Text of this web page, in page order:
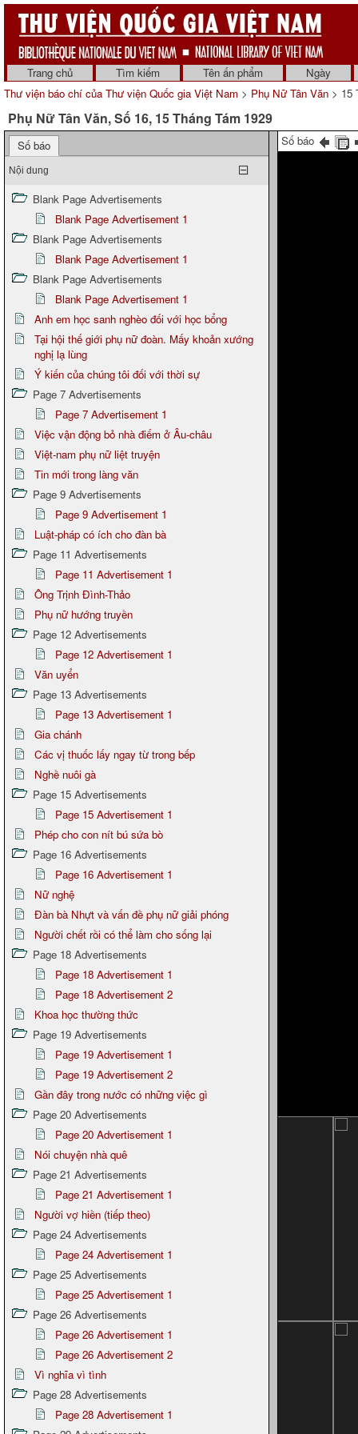
Trang chủ Tìm kiếm Tên ấn phẩm
Ngày
Thư viện báo chí của Thư viện Quốc gia Việt Nam > Phụ Nữ Tân Văn > 15
Phụ Nữ Tân Văn, Số 16, 15 Tháng Tám 1929
Số báo
Nội dung
Blank Page Advertisements
Blank Page Advertisement 1
Blank Page Advertisements
Blank Page Advertisement 1
Blank Page Advertisements
Blank Page Advertisement 1
Anh em học sanh nghèo đối với học bổng
Tại hội thế giới phụ nữ đoàn. Mấy khoản xướng
nghị lạ lùng
Ý kiến của chúng tôi đối với thời sự
Page 7 Advertisements
Page 7 Advertisement 1
Việc vận động bỏ nhà điếm ở Âu-châu
Việt-nam phụ nữ liệt truyện
Tin mới trong làng văn
Page 9 Advertisements
Page 9 Advertisement 1
Luật-pháp có ích cho đàn bà
Page 11 Advertisements
Page 11 Advertisement 1
Ông Trịnh Đình-Thảo
Phụ nữ hướng truyền
Page 12 Advertisements
Page 12 Advertisement 1
Văn uyển
Page 13 Advertisements
Page 13 Advertisement 1
Gia chánh
Các vị thuốc lấy ngay từ trong bếp
Nghề nuôi gà
Page 15 Advertisements
Page 15 Advertisement 1
Phép cho con nít bú sứa bò
Page 16 Advertisements
Page 16 Advertisement 1
Nữ nghệ
Đàn bà Nhựt và vấn đề phụ nữ giải phóng
Người chết rồi có thể làm cho sống lại
Page 18 Advertisements
Page 18 Advertisement 1
Page 18 Advertisement 2
Khoa học thường thức
Page 19 Advertisements
Page 19 Advertisement 1
Page 19 Advertisement 2
Gần đây trong nước có những việc gì
Page 20 Advertisements
Page 20 Advertisement 1
Nói chuyện nhà quê
Page 21 Advertisements
Page 21 Advertisement 1
Người vợ hiền (tiếp theo)
Page 24 Advertisements
Page 24 Advertisement 1
Page 25 Advertisements
Page 25 Advertisement 1
Page 26 Advertisements
Page 26 Advertisement 1
Page 26 Advertisement 2
Vì nghĩa vì tình
Page 28 Advertisements
Page 28 Advertisement 1
Số báo